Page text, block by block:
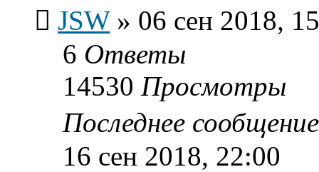
JSW» 06 сен 2018,
6 Ответы
14530 Просмотры
Последнее
16 сен 2018, 22:00